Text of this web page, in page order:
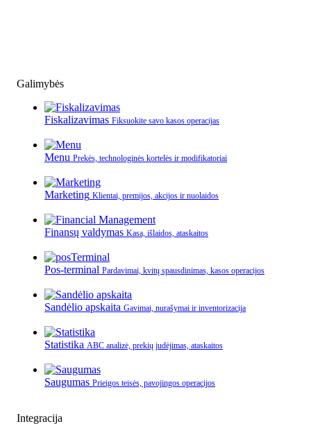
Galimybės
Fiskalizavimas Fiksuokite savo kasos operacijas
Menu Prekės, technologinės kortelės ir modifikatoriai
Marketing Klientai, premijos, akcijos ir nuolaidos
Finansų valdymas Kasa, išlaidos, ataskaitos
Pos-terminal Pardavimai, kvitų spausdinimas, kasos operacijos
Sandėlio apskaita Gavimai, nurašymai ir inventorizacija
Statistika ABC analizė, prekių judėjimas, ataskaitos
Saugumas Prieigos teisės, pavojingos operacijos
Integracija